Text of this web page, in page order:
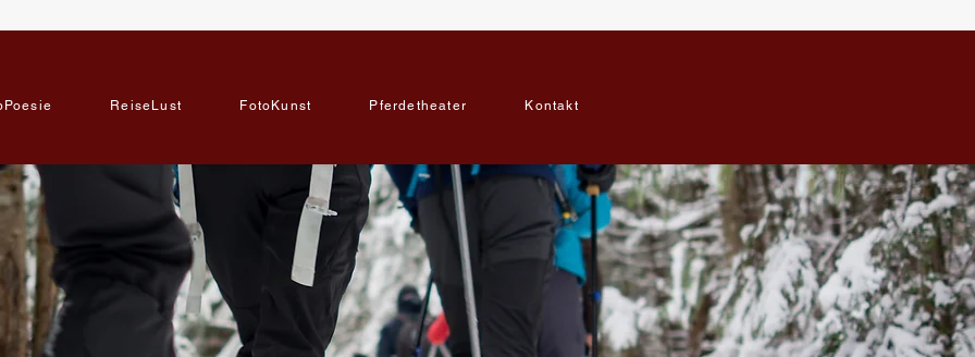
ReiseLust FotoKunst Pferdetheater Kontakt